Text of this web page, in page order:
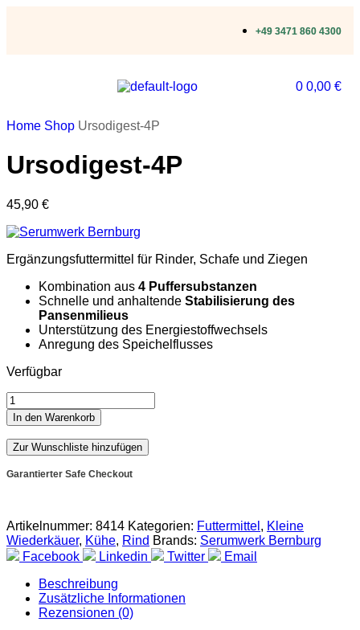
+49 3471 860 4300
0 0,00 €
Home Shop Ursodigest-4P
Ursodigest-4P
45,90 €
Ergänzungsfuttermittel für Rinder, Schafe und Ziegen
Kombination aus 4 Puffersubstanzen
Schnelle und anhaltende Stabilisierung des
Pansenmilieus
Unterstützung des Energiestoffwechsels
Anregung des Speichelflusses
Verfügbar
In den Warenkorb
Zur Wunschliste hinzufügen
Garantierter Safe Checkout
Artikelnummer: 8414 Kategorien: Futtermittel , Kleine
Wiederkäuer, Kühe, Rind Brands: Serumwerk Bernburg
Facebook
Linkedin Twitter
Email
Beschreibung
Zusätzliche Informationen
Rezensionen (0)